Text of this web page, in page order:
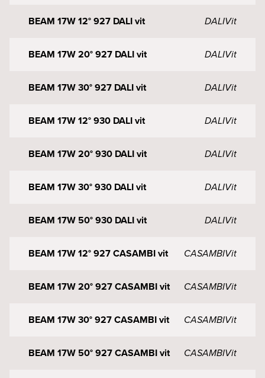
BEAM 17W 12° 927 DALI vit DALIVit
BEAM 17W 20° 927 DALI vit DALIVit
BEAM 17W 30° 927 DALI vit DALIVit
BEAM 17W 12° 930 DALI vit DALIVit
BEAM 17W 20° 930 DALI vit DALIVit
BEAM 17W 30° 930 DALI vit DALIVit
BEAM 17W 50° 930 DALI vit DALIVit
BEAM 17W 12° 927 CASAMBI vit CASAMBIVit
BEAM 17W 20° 927 CASAMBI vit CASAMBIVit
BEAM 17W 30° 927 CASAMBI vit CASAMBIVit
BEAM 17W 50° 927 CASAMBI vit CASAMBIVit